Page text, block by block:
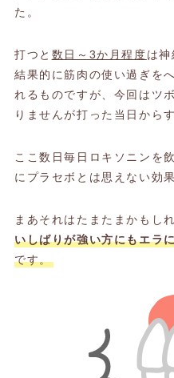
た。
打つと 数日～3か月程度は
結果的に筋肉の使い過ぎを
れるものですが、今回はツ
りませんが打った当日から
ここ数日毎日ロキソニンを
にプラセボとは思えない効
まあそれはたまたまかもし
いしばりが強い方にもエラ
です。